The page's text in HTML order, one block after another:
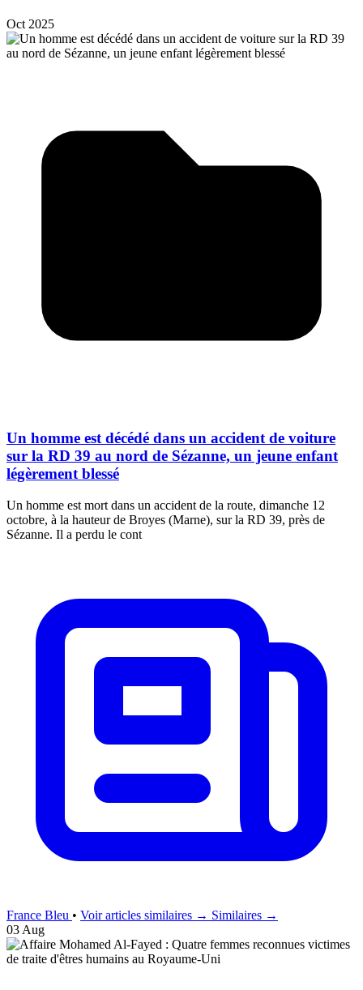
Oct 2025
Un homme est décédé dans un accident de voiture
sur la RD 39 au nord de Sézanne, un jeune enfant
légèrement blessé
Un homme est mort dans un accident de la route, dimanche 12
octobre, à la hauteur de Broyes (Marne), sur la RD 39, près de
Sézanne. Il a perdu le cont
France Bleu • Voir articles similaires → Similaires →
03 Aug